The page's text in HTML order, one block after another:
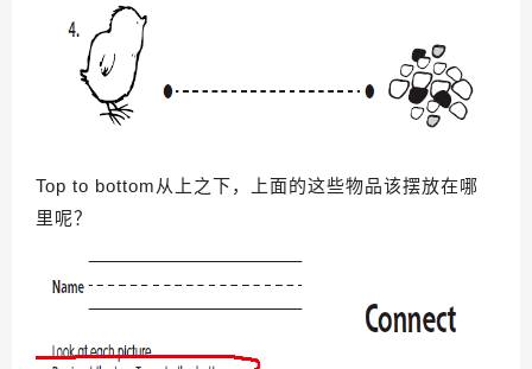
Top to bottom从上之下，上面的这些物品该摆放在哪
里呢？